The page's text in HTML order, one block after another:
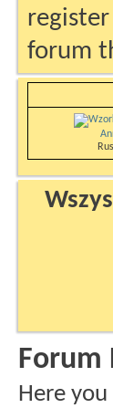
forum
Forum
Here